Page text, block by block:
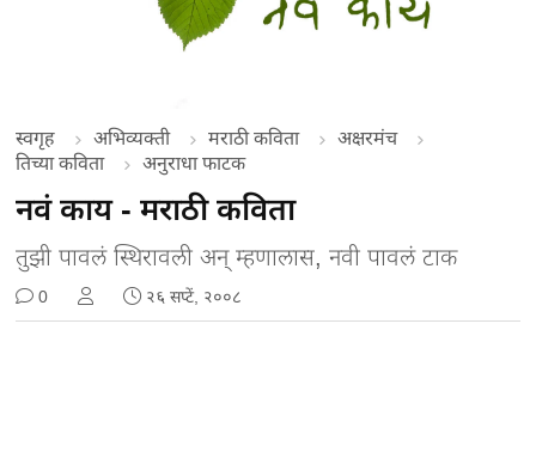
स्वगृह अभिव्यक्ती मराठी कविता
अक्षरमंच
तिच्या कविता
अनुराधा फाटक
नवं काय - मराठी कविता
तुझी पावलं स्थिरावली अन्‌ म्हणालास, नवी पावलं टाक
0 २६ सप्टें, २००८